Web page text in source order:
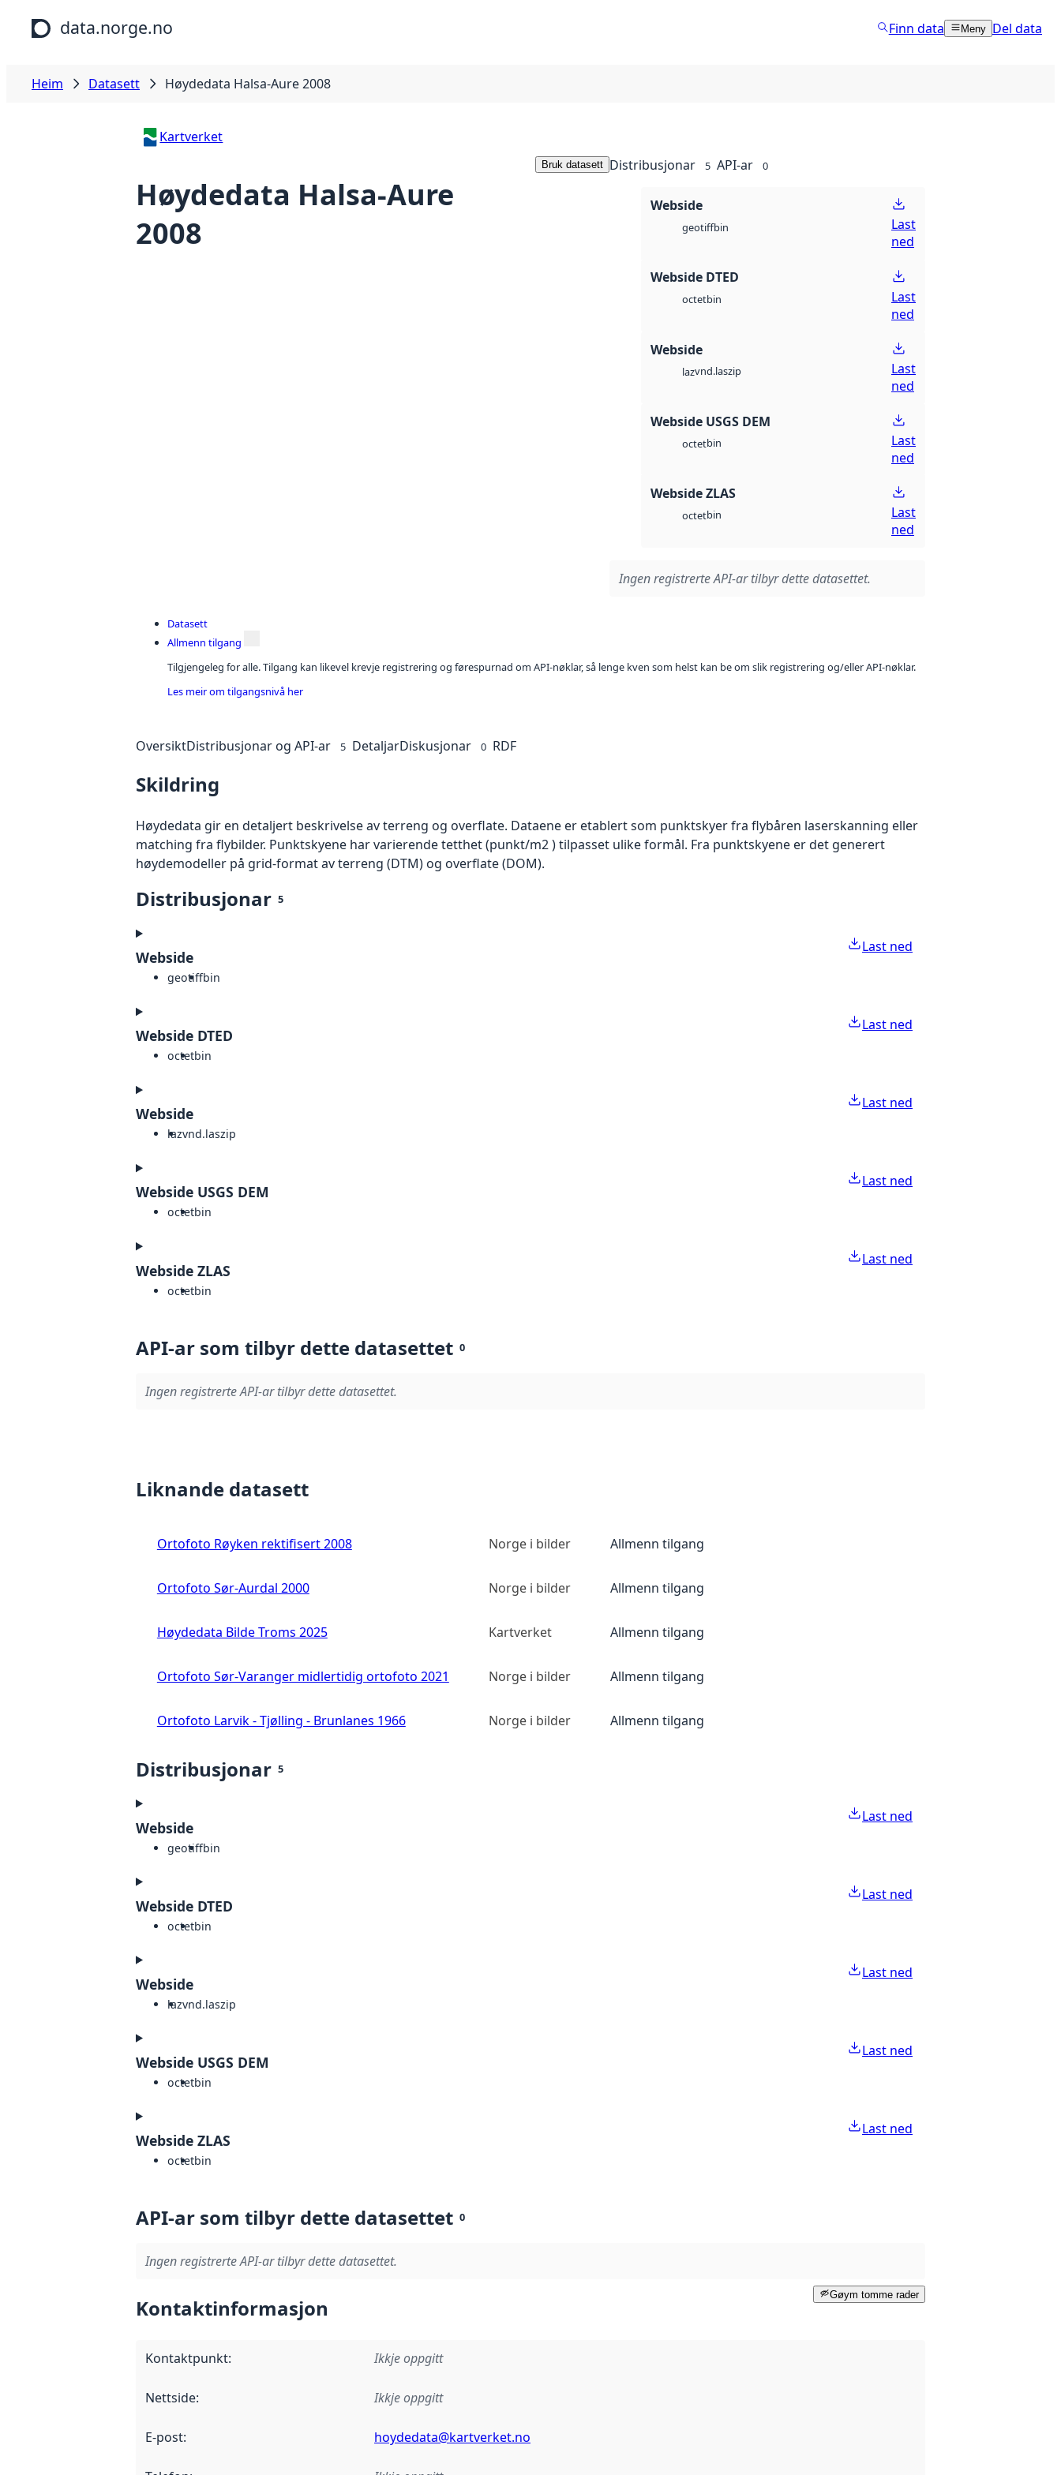
Hopp til hovudinnhald
data.norge.no Finn data Meny Del data
Heim Datasett Høydedata Halsa-Aure 2008
Kartverket
Høydedata Halsa-Aure
2008
Bruk datasett Distribusjonar 5 API-ar 0
Webside
geotiffbin
Last
ned
Webside DTED
octetbin
Last
ned
Webside
lazvnd.laszip
Last
ned
Webside USGS DEM
octetbin
Last
ned
Webside ZLAS
octetbin
Last
ned
Ingen registrerte API-ar tilbyr dette datasettet.
Datasett
Allmenn tilgang
Tilgjengeleg for alle. Tilgang kan likevel krevje registrering og førespurnad om API-nøklar, så lenge kven som helst kan be om slik registrering og/eller API-nøklar.
Les meir om tilgangsnivå her
OversiktDistribusjonar og API-ar 5 DetaljarDiskusjonar 0 RDF
Skildring
Høydedata gir en detaljert beskrivelse av terreng og overflate. Dataene er etablert som punktskyer fra flybåren laserskanning eller
matching fra flybilder. Punktskyene har varierende tetthet (punkt/m2 ) tilpasset ulike formål. Fra punktskyene er det generert
høydemodeller på grid-format av terreng (DTM) og overflate (DOM).
Distribusjonar 5
Webside
geotiffbin
Last ned
Webside DTED
octetbin
Last ned
Webside
lazvnd.laszip
Last ned
Webside USGS DEM
octetbin
Last ned
Webside ZLAS
octetbin
Last ned
API-ar som tilbyr dette datasettet 0
Ingen registrerte API-ar tilbyr dette datasettet.
Liknande datasett
Ortofoto Røyken rektifisert 2008 Norge i bilder Allmenn tilgang
Ortofoto Sør-Aurdal 2000 Norge i bilder Allmenn tilgang
Høydedata Bilde Troms 2025 Kartverket Allmenn tilgang
Ortofoto Sør-Varanger midlertidig ortofoto 2021 Norge i bilder Allmenn tilgang
Ortofoto Larvik - Tjølling - Brunlanes 1966 Norge i bilder Allmenn tilgang
Distribusjonar 5
Webside
geotiffbin
Last ned
Webside DTED
octetbin
Last ned
Webside
lazvnd.laszip
Last ned
Webside USGS DEM
octetbin
Last ned
Webside ZLAS
octetbin
Last ned
API-ar som tilbyr dette datasettet 0
Ingen registrerte API-ar tilbyr dette datasettet.
Gøym tomme rader
Kontaktinformasjon
Kontaktpunkt: Ikkje oppgitt
Nettside: Ikkje oppgitt
E-post: hoydedata@kartverket.no